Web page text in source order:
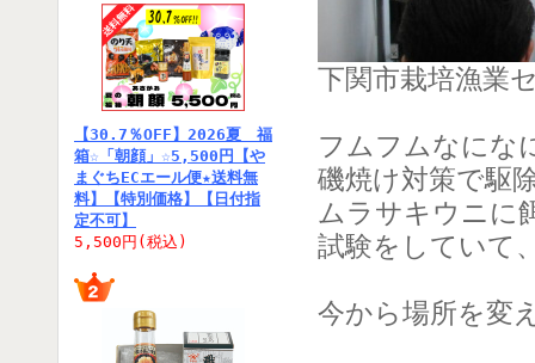
【30.7％OFF】2026夏 福
箱☆「朝顔」☆5,500円【や
まぐちECエール便★送料無
料】【特別価格】【日付指
定不可】
5,500円(税込)
下関市栽培漁業
フムフムなにな
磯焼け対策で駆
ムラサキウニに
試験をしていて
今から場所を変